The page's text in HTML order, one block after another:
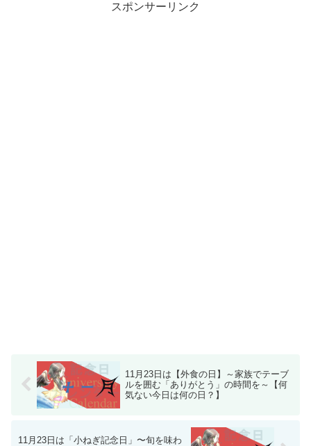
スポンサーリンク
11月23日は【外食の日】～家族でテーブ
ルを囲む「ありがとう」の時間を～【何
気ない今日は何の日？】
11月23日は「小ねぎ記念日」〜旬を味わ